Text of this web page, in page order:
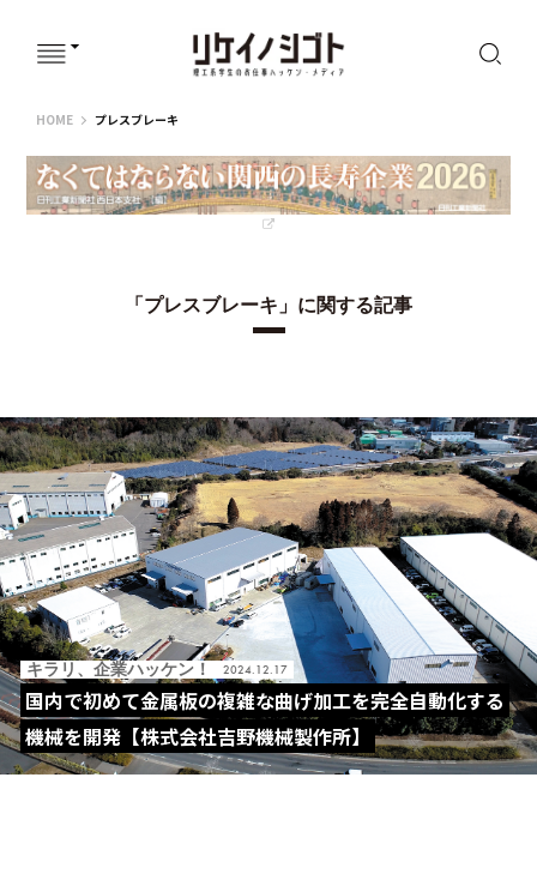
HOMEリケイノシゴト
プレスブレーキ
「プレスブレーキ」に関する記事
キラリ、企業ハッケン！ 2024.12.17
国内で初めて金属板の複雑な曲げ加工を完全自動化する
機械を開発【株式会社吉野機械製作所】